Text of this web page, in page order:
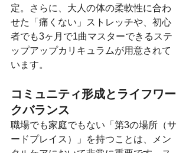
定。さらに、大人の体の柔軟性に合わ
せた「痛くない」ストレッチや、初心
者でも3ヶ月で1曲マスターできるステ
ップアップカリキュラムが用意されて
います。
コミュニティ形成とライフワー
クバランス
職場でも家庭でもない「第3の場所（サ
ードプレイス）」を持つことは、メン